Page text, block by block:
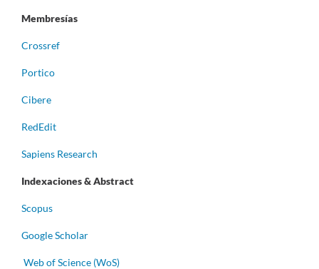
Membresías
Crossref
Portico
Cibere
RedEdit
Sapiens Research
Indexaciones & Abstract
Scopus
Google Scholar
Web of Science (WoS)